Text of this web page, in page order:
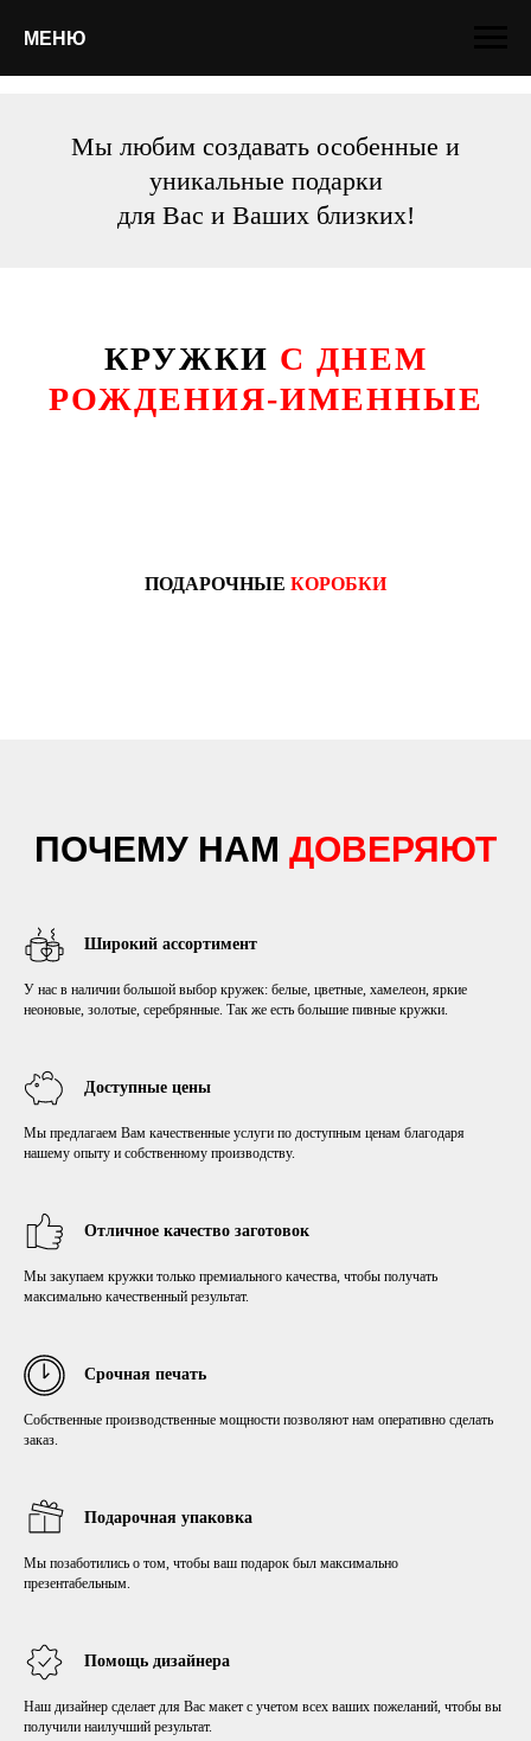
МЕНЮ
Мы любим создавать особенные и
уникальные подарки
для Вас и Ваших близких!
КРУЖКИ С ДНЕМ
РОЖДЕНИЯ-ИМЕННЫЕ
ПОДАРОЧНЫЕ КОРОБКИ
ПОЧЕМУ НАМ ДОВЕРЯЮТ
Широкий ассортимент
У нас в наличии большой выбор кружек: белые, цветные, хамелеон, яркие
неоновые, золотые, серебрянные. Так же есть большие пивные кружки.
Доступные цены
Мы предлагаем Вам качественные услуги по доступным ценам благодаря
нашему опыту и собственному производству.
Отличное качество заготовок
Мы закупаем кружки только премиального качества, чтобы получать
максимально качественный результат.
Срочная печать
Собственные производственные мощности позволяют нам оперативно сделать
заказ.
Подарочная упаковка
Мы позаботились о том, чтобы ваш подарок был максимально
презентабельным.
Помощь дизайнера
Наш дизайнер сделает для Вас макет с учетом всех ваших пожеланий, чтобы вы
получили наилучший результат.